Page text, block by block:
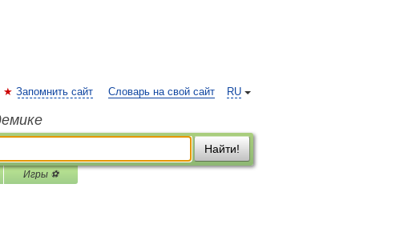
RU
Запомнить сайт Словарь на свой сайт
Найти!
Игры ⚽